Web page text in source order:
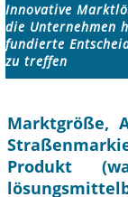
Innovative
die Unternehmen
fundierte
zu treffen
Marktgröße,
Produkt